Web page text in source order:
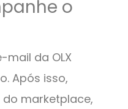
o
da OLX
Após isso,
marketplace,